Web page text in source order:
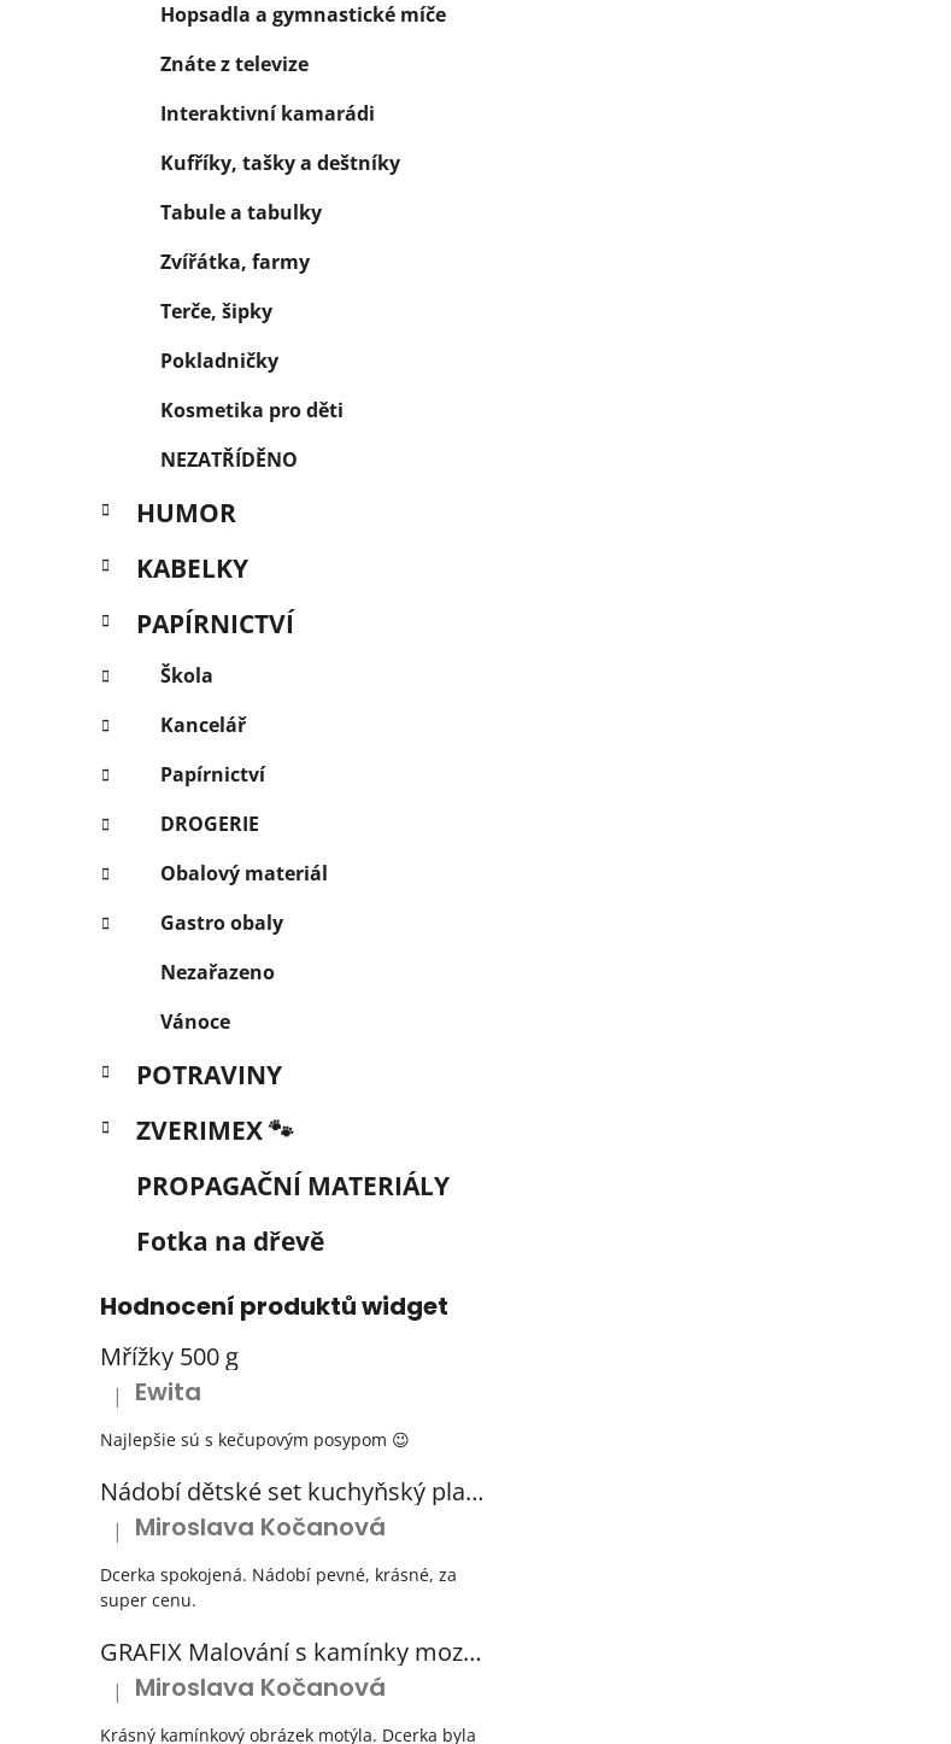
Hopsadla a gymnastické míče
Znáte z televize
Interaktivní kamarádi
Kufříky, tašky a deštníky
Tabule a tabulky
Zvířátka, farmy
Terče, šipky
Pokladničky
Kosmetika pro děti
NEZATŘÍDĚNO
HUMOR
KABELKY
PAPÍRNICTVÍ
Škola
Kancelář
Papírnictví
DROGERIE
Obalový materiál
Gastro obaly
Nezařazeno
Vánoce
POTRAVINY
ZVERIMEX 🐾
PROPAGAČNÍ MATERIÁLY
Fotka na dřevě
Hodnocení produktů widget
Mřížky 500 g
Hodnocení produktu je 5 z 5 hvězdiček.
| Ewita
Najlepšie sú s kečupovým posypom 😉
Nádobí dětské set kuchyňský plastový s odkapávačem 3 barvy
Hodnocení produktu je 5 z 5 hvězdiček.
| Miroslava Kočanová
Dcerka spokojená. Nádobí pevné, krásné, za
super cenu.
GRAFIX Malování s kamínky mozaika diamantový obrázek 3 druhy
Hodnocení produktu je 5 z 5 hvězdiček.
| Miroslava Kočanová
Krásný kamínkový obrázek motýla. Dcerka byla